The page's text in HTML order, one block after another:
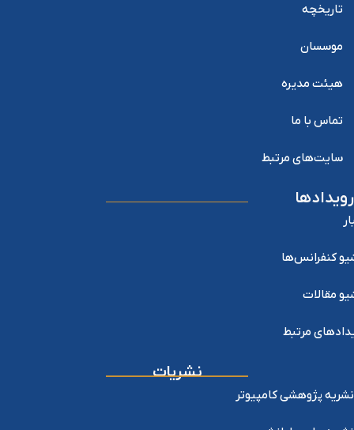
تاریخچه
موسسان
هیئت مدیره
تماس با ما
سایت‌های مرتبط
رویدادها
کنفرانس‌ها
مقالات
مرتبط
نشریات
نشریه پژوهشی کامپیوتر